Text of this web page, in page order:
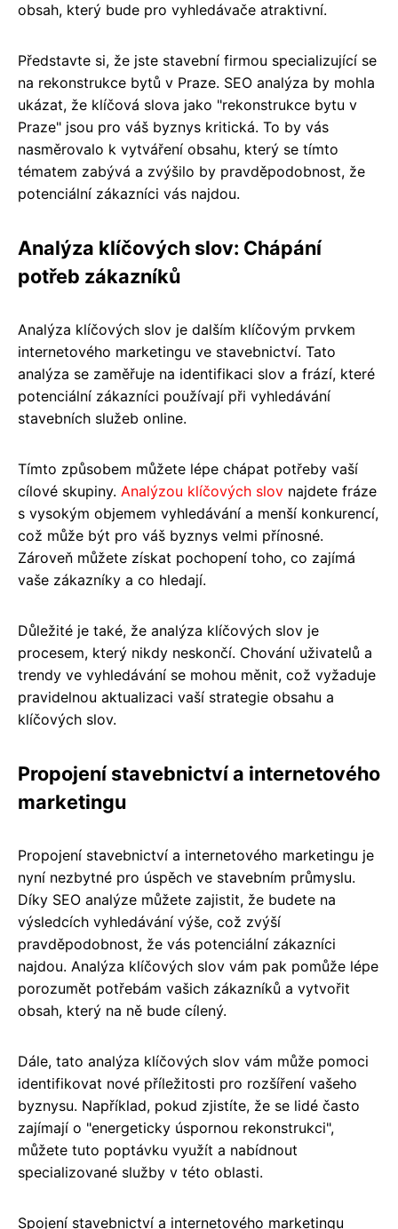
obsah, který bude pro vyhledávače atraktivní.
Představte si, že jste stavební firmou specializující se
na rekonstrukce bytů v Praze. SEO analýza by mohla
ukázat, že klíčová slova jako "rekonstrukce bytu v
Praze" jsou pro váš byznys kritická. To by vás
nasměrovalo k vytváření obsahu, který se tímto
tématem zabývá a zvýšilo by pravděpodobnost, že
potenciální zákazníci vás najdou.
Analýza klíčových slov: Chápání
potřeb zákazníků
Analýza klíčových slov je dalším klíčovým prvkem
internetového marketingu ve stavebnictví. Tato
analýza se zaměřuje na identifikaci slov a frází, které
potenciální zákazníci používají při vyhledávání
stavebních služeb online.
Tímto způsobem můžete lépe chápat potřeby vaší
cílové skupiny. Analýzou klíčových slov najdete fráze
s vysokým objemem vyhledávání a menší konkurencí,
což může být pro váš byznys velmi přínosné.
Zároveň můžete získat pochopení toho, co zajímá
vaše zákazníky a co hledají.
Důležité je také, že analýza klíčových slov je
procesem, který nikdy neskončí. Chování uživatelů a
trendy ve vyhledávání se mohou měnit, což vyžaduje
pravidelnou aktualizaci vaší strategie obsahu a
klíčových slov.
Propojení stavebnictví a internetového
marketingu
Propojení stavebnictví a internetového marketingu je
nyní nezbytné pro úspěch ve stavebním průmyslu.
Díky SEO analýze můžete zajistit, že budete na
výsledcích vyhledávání výše, což zvýší
pravděpodobnost, že vás potenciální zákazníci
najdou. Analýza klíčových slov vám pak pomůže lépe
porozumět potřebám vašich zákazníků a vytvořit
obsah, který na ně bude cílený.
Dále, tato analýza klíčových slov vám může pomoci
identifikovat nové příležitosti pro rozšíření vašeho
byznysu. Například, pokud zjistíte, že se lidé často
zajímají o "energeticky úspornou rekonstrukci",
můžete tuto poptávku využít a nabídnout
specializované služby v této oblasti.
Spojení stavebnictví a internetového marketingu